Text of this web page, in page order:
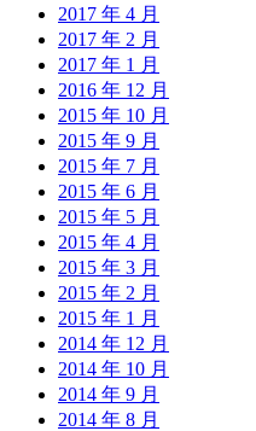
2017 年 4 月
2017 年 2 月
2017 年 1 月
2016 年 12 月
2015 年 10 月
2015 年 9 月
2015 年 7 月
2015 年 6 月
2015 年 5 月
2015 年 4 月
2015 年 3 月
2015 年 2 月
2015 年 1 月
2014 年 12 月
2014 年 10 月
2014 年 9 月
2014 年 8 月